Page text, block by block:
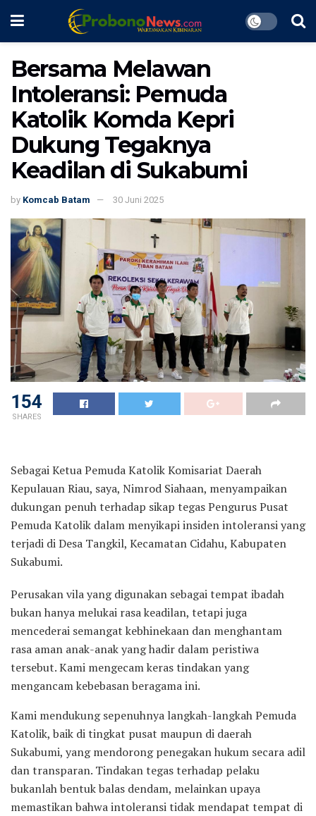
Bersama Melawan
Intoleransi: Pemuda
Katolik Komda Kepri
Dukung Tegaknya
Keadilan di Sukabumi
by Komcab Batam 30 Juni 2025
154
SHARES
Sebagai Ketua Pemuda Katolik Komisariat Daerah
Kepulauan Riau, saya, Nimrod Siahaan, menyampaikan
dukungan penuh terhadap sikap tegas Pengurus Pusat
Pemuda Katolik dalam menyikapi insiden intoleransi yang
terjadi di Desa Tangkil, Kecamatan Cidahu, Kabupaten
Sukabumi.
Perusakan vila yang digunakan sebagai tempat ibadah
bukan hanya melukai rasa keadilan, tetapi juga
mencederai semangat kebhinekaan dan menghantam
rasa aman anak-anak yang hadir dalam peristiwa
tersebut. Kami mengecam keras tindakan yang
mengancam kebebasan beragama ini.
Kami mendukung sepenuhnya langkah-langkah Pemuda
Katolik, baik di tingkat pusat maupun di daerah
Sukabumi, yang mendorong penegakan hukum secara adil
dan transparan. Tindakan tegas terhadap pelaku
bukanlah bentuk balas dendam, melainkan upaya
memastikan bahwa intoleransi tidak mendapat tempat di